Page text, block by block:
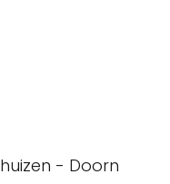
- Doorn